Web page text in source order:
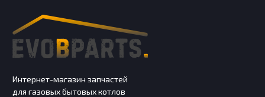
Интернет-магазин запчастей
для газовых бытовых котлов